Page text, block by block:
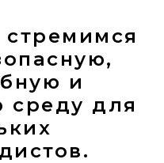
и
среду для